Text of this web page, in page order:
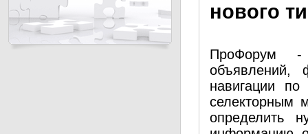
нового
ПроФорум -
объявлений,
навигации по
селекторным
определить